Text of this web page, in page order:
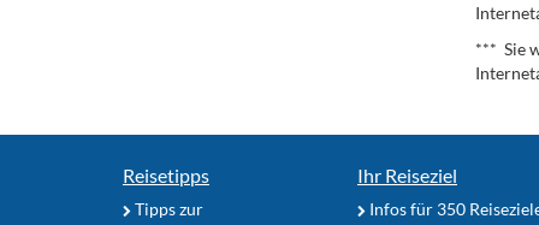
*** Sie
Reisetipps
Tipps zur
Ihr Reiseziel
Infos für 350